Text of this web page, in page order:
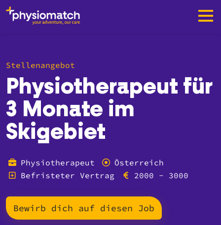
Stellenangebot
Physiotherapeut für
3 Monate im
Skigebiet
Physiotherapeut
Österreich
Befristeter Vertrag
2000 - 3000
Bewirb dich auf diesen Job